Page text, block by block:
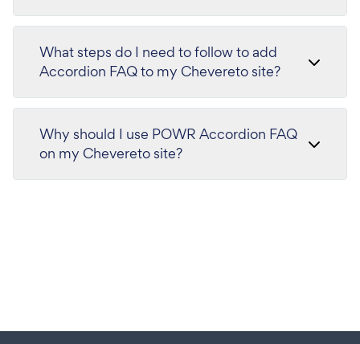
What steps do I need to follow to add
Accordion FAQ to my Chevereto site?
Why should I use POWR Accordion FAQ
on my Chevereto site?